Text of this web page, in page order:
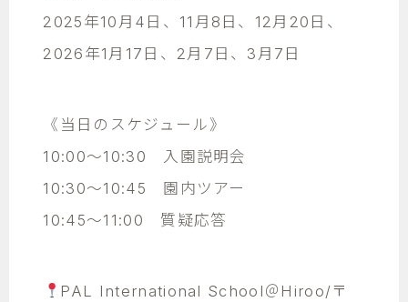
2025年10月4日、11月8日、12月20日、
2026年1月17日、2月7日、3月7日
《当日のスケジュール》
10:00～10:30 入園説明会
10:30～10:45 園内ツアー
10:45～11:00 質疑応答
PAL International School＠Hiroo/〒